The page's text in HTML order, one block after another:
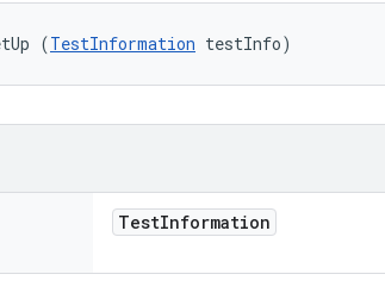
(TestInformation testInfo)
TestInformation